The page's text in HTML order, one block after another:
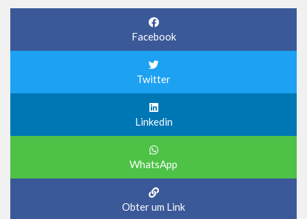
Facebook
Twitter
Linkedin
WhatsApp
Obter um Link